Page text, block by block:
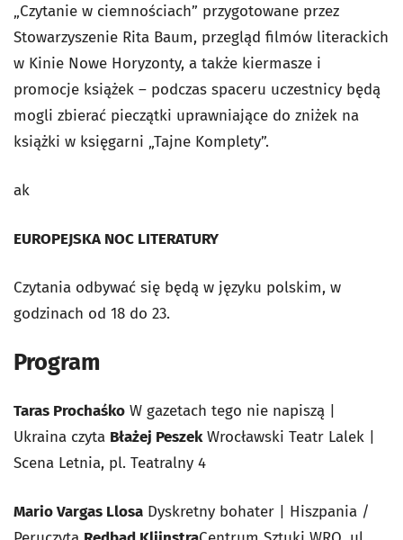
„Czytanie w ciemnościach” przygotowane przez
Stowarzyszenie Rita Baum, przegląd filmów literackich
w Kinie Nowe Horyzonty, a także kiermasze i
promocje książek – podczas spaceru uczestnicy będą
mogli zbierać pieczątki uprawniające do zniżek na
książki w księgarni „Tajne Komplety”.
ak
EUROPEJSKA NOC LITERATURY
Czytania odbywać się będą w języku polskim, w
godzinach od 18 do 23.
Program
Taras Prochaśko W gazetach tego nie napiszą
Ukraina czyta Błażej PeszekWrocławski Teatr Lalek |
Scena Letnia, pl. Teatralny 4
Mario Vargas Llosa Dyskretny bohater | Hiszpania /